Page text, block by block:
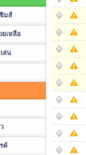
มส์
เหลือ
ล่น
ค์